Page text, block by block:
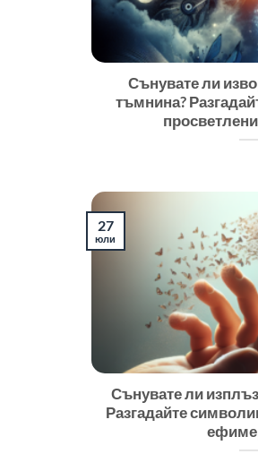
Сънувате ли
тъмнина?
Сънувате ли
Разгадайте
27
юли